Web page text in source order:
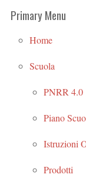
Primary Menu
Home
Scuola
PNRR 4.0
Piano
Istruzioni
Prodotti